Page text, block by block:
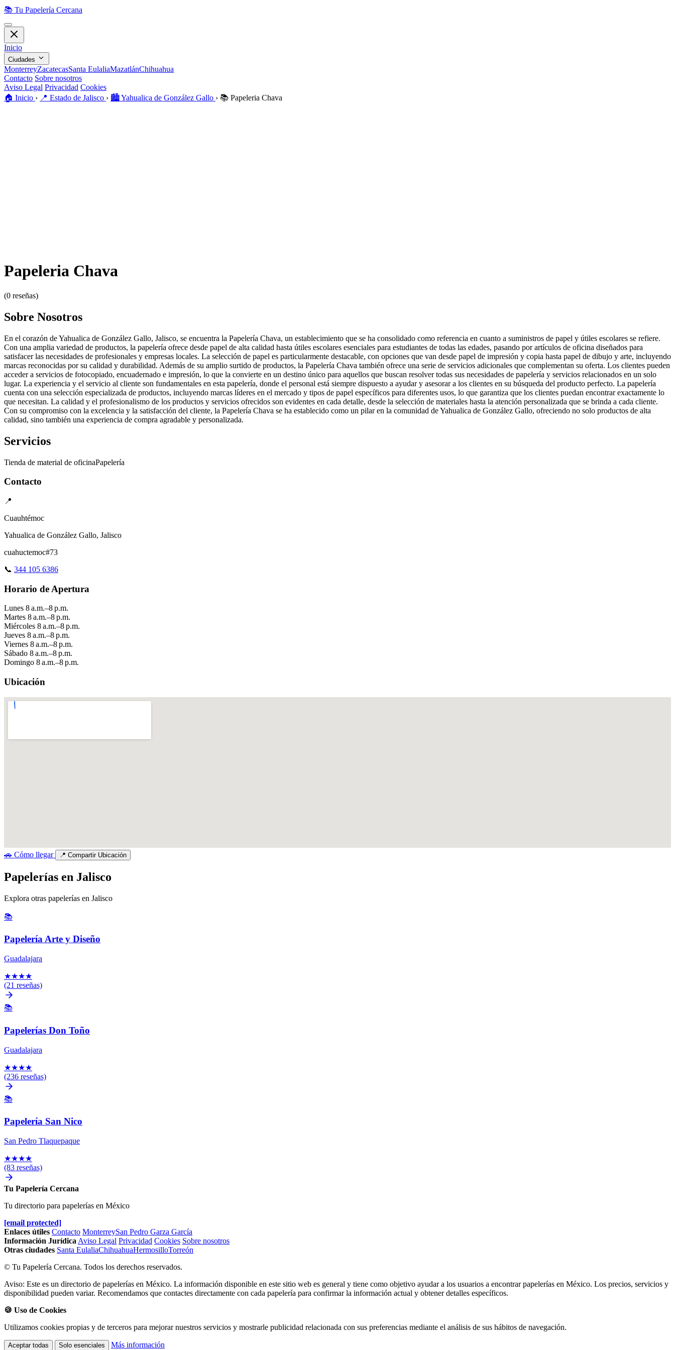
📚 Tu Papelería Cercana
Inicio
Ciudades
MonterreyZacatecasSanta EulaliaMazatlánChihuahua
Contacto Sobre nosotros
Aviso Legal Privacidad Cookies
🏠️ Inicio › 📍 Estado de Jalisco › 🏙️Yahualica de González Gallo › 📚 Papeleria Chava
Papeleria Chava
(0 reseñas)
Sobre Nosotros
En el corazón de Yahualica de González Gallo, Jalisco, se encuentra la Papelería Chava, un establecimiento que se ha consolidado como referencia en cuanto a suministros de papel y útiles escolares se refiere.
Con una amplia variedad de productos, la papelería ofrece desde papel de alta calidad hasta útiles escolares esenciales para estudiantes de todas las edades, pasando por artículos de oficina diseñados para
satisfacer las necesidades de profesionales y empresas locales. La selección de papel es particularmente destacable, con opciones que van desde papel de impresión y copia hasta papel de dibujo y arte, incluyendo
marcas reconocidas por su calidad y durabilidad. Además de su amplio surtido de productos, la Papelería Chava también ofrece una serie de servicios adicionales que complementan su oferta. Los clientes pueden
acceder a servicios de fotocopiado, encuadernado e impresión, lo que la convierte en un destino único para aquellos que buscan resolver todas sus necesidades de papelería y servicios relacionados en un solo
lugar. La experiencia y el servicio al cliente son fundamentales en esta papelería, donde el personal está siempre dispuesto a ayudar y asesorar a los clientes en su búsqueda del producto perfecto. La papelería
cuenta con una selección especializada de productos, incluyendo marcas líderes en el mercado y tipos de papel específicos para diferentes usos, lo que garantiza que los clientes puedan encontrar exactamente lo
que necesitan. La calidad y el profesionalismo de los productos y servicios ofrecidos son evidentes en cada detalle, desde la selección de materiales hasta la atención personalizada que se brinda a cada cliente.
Con su compromiso con la excelencia y la satisfacción del cliente, la Papelería Chava se ha establecido como un pilar en la comunidad de Yahualica de González Gallo, ofreciendo no solo productos de alta
calidad, sino también una experiencia de compra agradable y personalizada.
Servicios
Tienda de material de oficinaPapelería
Contacto
📍
Cuauhtémoc
Yahualica de González Gallo, Jalisco
cuahuctemoc#73
📞 344 105 6386
Horario de Apertura
Lunes 8 a.m.–8 p.m.
Martes 8 a.m.–8 p.m.
Miércoles 8 a.m.–8 p.m.
Jueves 8 a.m.–8 p.m.
Viernes 8 a.m.–8 p.m.
Sábado 8 a.m.–8 p.m.
Domingo 8 a.m.–8 p.m.
Ubicación
🚗 Cómo llegar 📍 Compartir Ubicación
Papelerías en Jalisco
Explora otras papelerías en Jalisco
📚
Papelería Arte y Diseño
Guadalajara
★★★★
(21 reseñas)
📚
Papelerías Don Toño
Guadalajara
★★★★
(236 reseñas)
📚
Papelería San Nico
San Pedro Tlaquepaque
★★★★
(83 reseñas)
Tu Papelería Cercana
Tu directorio para papelerías en México
[email protected]
Enlaces útiles Contacto MonterreySan Pedro Garza García
Información Jurídica Aviso Legal Privacidad Cookies Sobre nosotros
Otras ciudades Santa EulaliaChihuahuaHermosilloTorreón
© Tu Papelería Cercana. Todos los derechos reservados.
Aviso: Este es un directorio de papelerías en México. La información disponible en este sitio web es general y tiene como objetivo ayudar a los usuarios a encontrar papelerías en México. Los precios, servicios y
disponibilidad pueden variar. Recomendamos que contactes directamente con cada papelería para confirmar la información actual y obtener detalles específicos.
🍪 Uso de Cookies
Utilizamos cookies propias y de terceros para mejorar nuestros servicios y mostrarle publicidad relacionada con sus preferencias mediante el análisis de sus hábitos de navegación.
Aceptar todas Solo esenciales Más información